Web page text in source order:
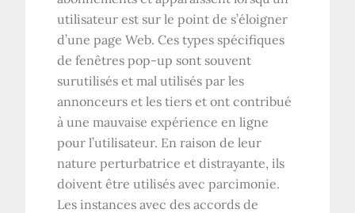
utilisateur est sur le point de s’éloigner
d’une page Web. Ces types spécifiques
de fenêtres pop-up sont souvent
surutilisés et mal utilisés par les
annonceurs et les tiers et ont contribué
à une mauvaise expérience en ligne
pour l’utilisateur. En raison de leur
nature perturbatrice et distrayante, ils
doivent être utilisés avec parcimonie.
Les instances avec des accords de